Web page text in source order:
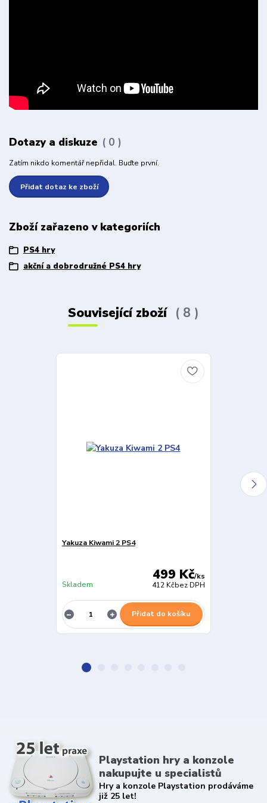
Dotazy a diskuze 0
Zatím nikdo komentář nepřidal. Buďte první.
Přidat dotaz ke zboží
Zboží zařazeno v kategoriích
PS4 hry
akční a dobrodružné PS4 hry
Související zboží 8
Yakuza Kiwami 2 PS4
499 Kč/ks
412 Kčbez DPH
Skladem
Přidat do košíku
Playstation hry a konzole
nakupujte u specialistů
Hry a konzole Playstation prodáváme
již 25 let!